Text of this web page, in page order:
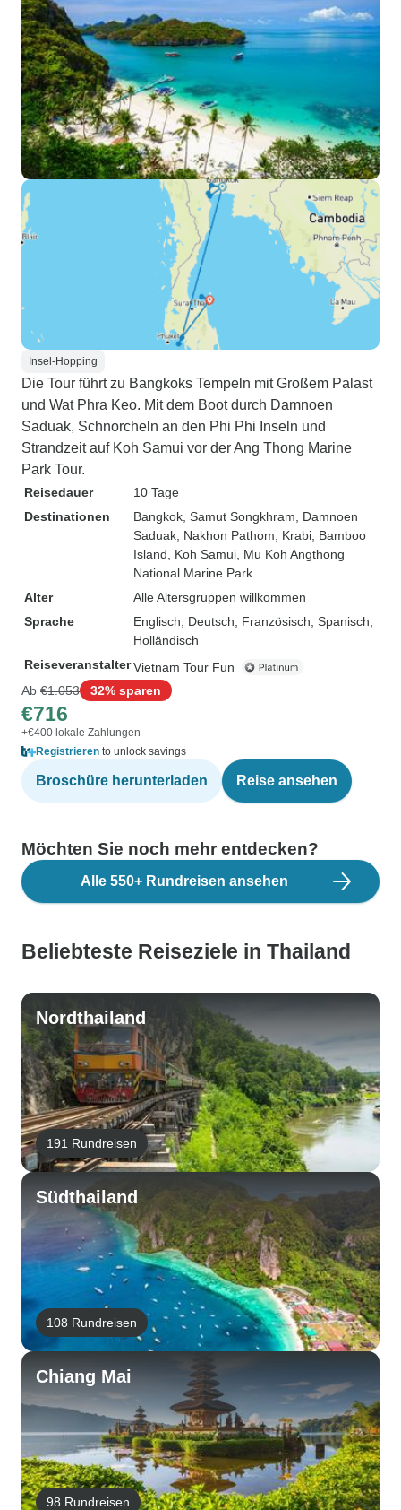
Insel-Hopping
Die Tour führt zu Bangkoks Tempeln mit Großem Palast
und Wat Phra Keo. Mit dem Boot durch Damnoen
Saduak, Schnorcheln an den Phi Phi Inseln und
Strandzeit auf Koh Samui vor der Ang Thong Marine
Park Tour.
Reisedauer
10 Tage
Destinationen
Bangkok , Samut Songkhram , Damnoen
Saduak , Nakhon Pathom , Krabi , Bamboo
Island , Koh Samui , Mu Koh Angthong
National Marine Park
Alter
Alle Altersgruppen willkommen
Sprache
Englisch, Deutsch, Französisch, Spanisch,
Holländisch
ReiseveranstalterVietnam Tour Fun
Ab €1.053 32% sparen
€716
+€400 lokale Zahlungen
Registrieren to unlock savings
Broschüre herunterladen Reise ansehen
Möchten Sie noch mehr entdecken?
Alle 550+ Rundreisen ansehen
Beliebteste Reiseziele in Thailand
Nordthailand
191 Rundreisen
Südthailand
108 Rundreisen
Chiang Mai
98 Rundreisen